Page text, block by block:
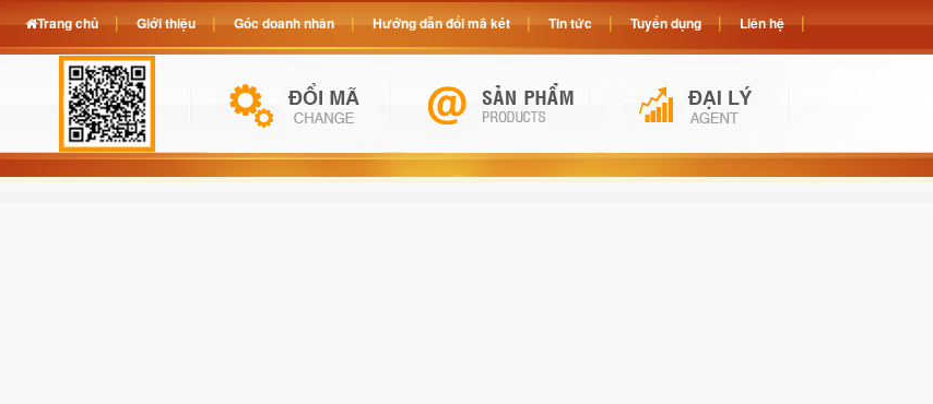
Trang chủ Giới thiệu Góc doanh nhân Hướng dẫn đổi mã két Tin tức Tuyển dụng Liên hệ